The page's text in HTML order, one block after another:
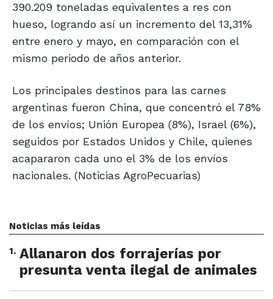
390.209 toneladas equivalentes a res con
hueso, logrando así un incremento del 13,31%
entre enero y mayo, en comparación con el
mismo periodo de años anterior.
Los principales destinos para las carnes
argentinas fueron China, que concentró el 78%
de los envíos; Unión Europea (8%), Israel (6%),
seguidos por Estados Unidos y Chile, quienes
acapararon cada uno el 3% de los envíos
nacionales. (Noticias AgroPecuarias)
Noticias más leídas
1. Allanaron dos forrajerías por
presunta venta ilegal de animales